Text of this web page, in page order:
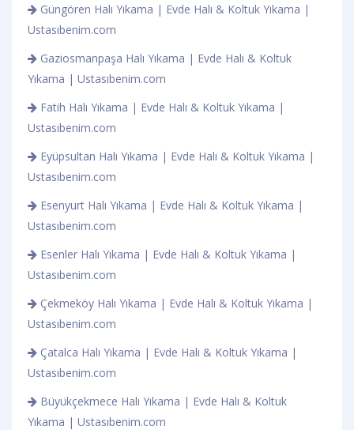
Güngören Halı Yıkama | Evde Halı & Koltuk Yıkama |
Ustasıbenim.com
Gaziosmanpaşa Halı Yıkama | Evde Halı & Koltuk
Yıkama | Ustasıbenim.com
Fatih Halı Yıkama | Evde Halı & Koltuk Yıkama |
Ustasıbenim.com
Eyüpsultan Halı Yıkama | Evde Halı & Koltuk Yıkama |
Ustasıbenim.com
Esenyurt Halı Yıkama | Evde Halı & Koltuk Yıkama |
Ustasıbenim.com
Esenler Halı Yıkama | Evde Halı & Koltuk Yıkama |
Ustasıbenim.com
Çekmeköy Halı Yıkama | Evde Halı & Koltuk Yıkama |
Ustasıbenim.com
Çatalca Halı Yıkama | Evde Halı & Koltuk Yıkama |
Ustasıbenim.com
Büyükçekmece Halı Yıkama | Evde Halı & Koltuk
Yıkama | Ustasıbenim.com